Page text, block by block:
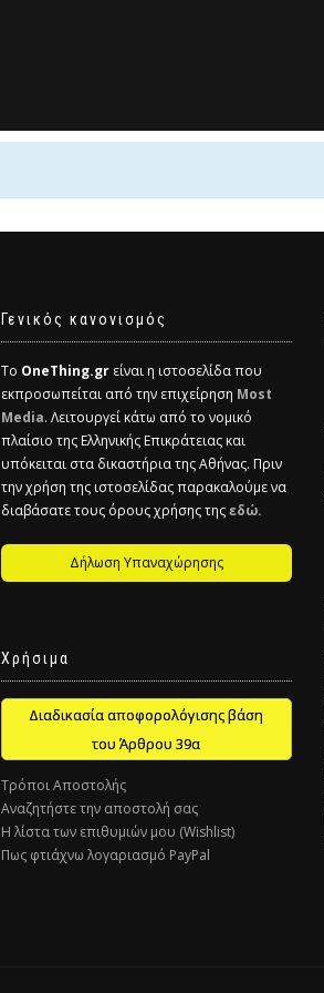
Γενικός κανονισμός
Το OneThing.gr είναι η ιστοσελίδα που
εκπροσωπείται από την επιχείρηση Most
Media. Λειτουργεί κάτω από το νομικό
πλαίσιο της Ελληνικής Επικράτειας και
υπόκειται στα δικαστήρια της Αθήνας. Πριν
την χρήση της ιστοσελίδας παρακαλούμε να
διαβάσατε τους όρους χρήσης τηςεδώ.
Δήλωση Υπαναχώρησης
Χρήσιμα
Διαδικασία αποφορολόγισης βάση
του Άρθρου 39α
Τρόποι Αποστολής
Αναζητήστε την αποστολή σας
Η λίστα των επιθυμιών μου (Wishlist)
Πως φτιάχνω λογαριασμό PayPal